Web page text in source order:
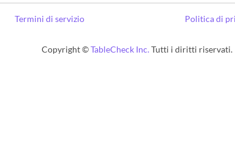
Termini di servizio Politica di
Copyright ©TableCheck Inc.Tutti i diritti riservati.